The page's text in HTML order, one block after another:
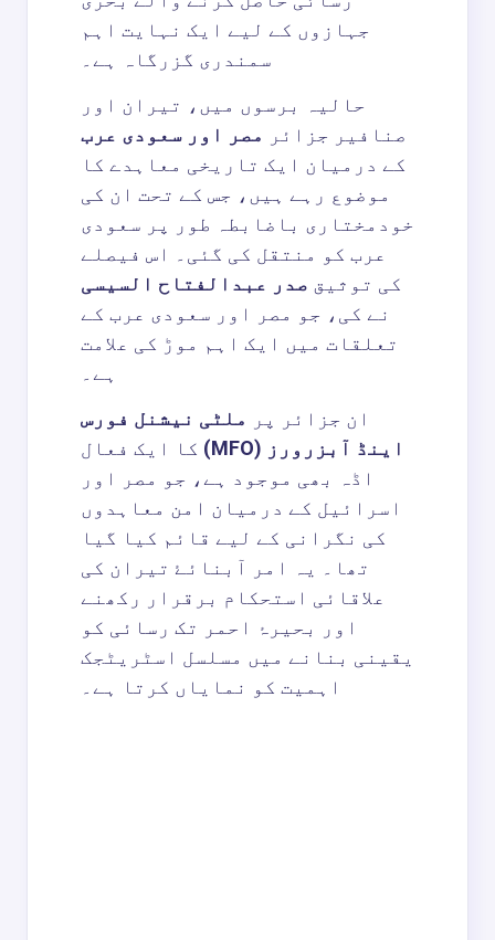
جہازوں کے لیے ایک نہایت اہم
سمندری گزرگاہ ہے۔
حالیہ برسوں میں، تیران اور
صنافیر جزائر
مصر اور سعودی عرب
کے درمیان ایک تاریخی معاہدے کا
موضوع رہے ہیں، جس کے تحت ان کی
خودمختاری باضابطہ طور پر سعودی
عرب کو منتقل کی گئی۔ اس فیصلے
کی توثیق صدر عبدالفتاح السیسی
نے کی، جو مصر اور سعودی عرب کے
تعلقات میں ایک اہم موڑ کی علامت
ہے۔
ان جزائر پر
ملٹی نیشنل فورس
اینڈ آبزرورز (MFO)
کا ایک فعال
اڈہ بھی موجود ہے، جو مصر اور
اسرائیل کے درمیان امن معاہدوں
کی نگرانی کے لیے قائم کیا گیا
تھا۔ یہ امر آبنائۓ تیران کی
علاقائی استحکام برقرار رکھنے
اور بحیرۂ احمر تک رسائی کو
یقینی بنانے میں مسلسل اسٹریٹجک
اہمیت کو نمایاں کرتا ہے۔